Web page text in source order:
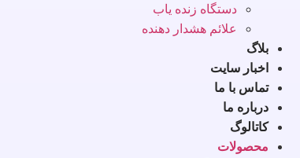
دستگاه زنده یاب
علائم هشدار دهنده
بلاگ
اخبار سایت
تماس با ما
درباره ما
کاتالوگ
محصولات